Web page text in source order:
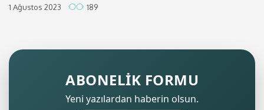
1 Ağustos 2023 189
ABONELİK FORMU
Yeni yazılardan haberin olsun.